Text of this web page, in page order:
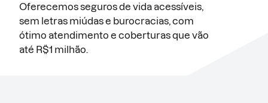
Oferecemos seguros de vida acessíveis,
sem letras miúdas e burocracias, com
ótimo atendimento e coberturas que vão
até R$1 milhão.